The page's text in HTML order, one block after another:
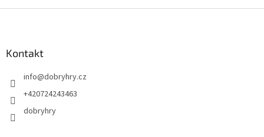
Kontakt
info@dobryhry.cz
+420724243463
dobryhry